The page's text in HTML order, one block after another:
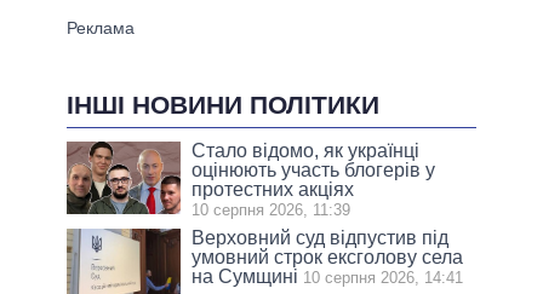
ІНШІ НОВИНИ ПОЛІТИКИ
Стало відомо, як українці
оцінюють участь блогерів у
протестних акціях
10 серпня 2026, 11:39
Верховний суд відпустив під
умовний строк ексголову села
на Сумщині 10 серпня 2026, 14:41